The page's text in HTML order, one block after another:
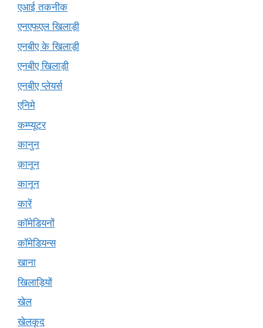
एआई तकनीक
एनएफएल खिलाड़ी
एनबीए के खिलाड़ी
एनबीए खिलाड़ी
एनबीए प्लेयर्स
एनिमे
कम्प्यूटर
कानुन
क़ानून
कानून
कारें
कॉमेडियनों
कॉमेडियन्स
खाना
खिलाड़ियों
खेल
खेलकूद